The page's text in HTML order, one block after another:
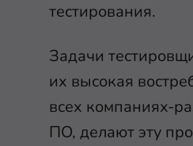
тестирования.
Задачи
их высокая
всех компаниях-
ПО, делают эту